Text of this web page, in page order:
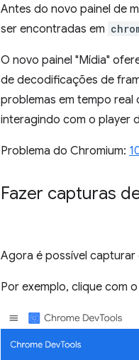
Antes do novo painel de
ser encontradas em
O novo painel "Mídia"
de decodificações de
problemas em tempo real
interagindo com o player
Problema do Chromium:
Fazer capturas
Agora é possível capturar
Por exemplo, clique com